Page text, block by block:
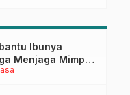
Ibunya
Menjaga Mimpi
Cita-Cita